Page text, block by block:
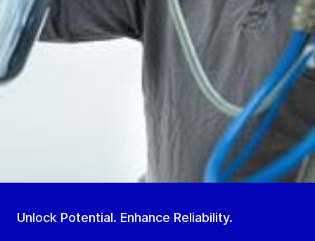
Unlock Potential. Enhance Reliability.